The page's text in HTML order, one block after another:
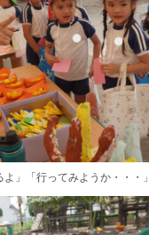
よ」「行ってみようか・・・」